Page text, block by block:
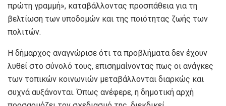
πρώτη γραμμή», καταβάλλοντας προσπάθεια για τη
βελτίωση των υποδομών και της ποιότητας ζωής των
πολιτών.
Η δήμαρχος αναγνώρισε ότι τα προβλήματα δεν έχουν
λυθεί στο σύνολό τους, επισημαίνοντας πως οι ανάγκες
των τοπικών κοινωνιών μεταβάλλονται διαρκώς και
συχνά αυξάνονται. Όπως ανέφερε, η δημοτική αρχή